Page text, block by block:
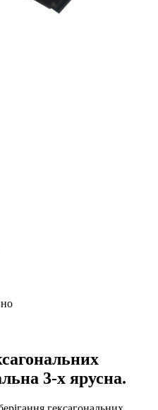
3-х ярусна.